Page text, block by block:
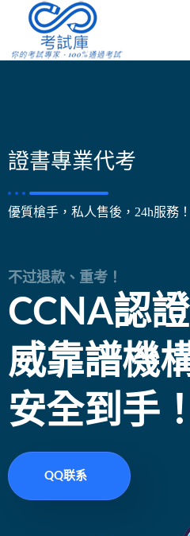
證書專業代考
優質槍手，私人售後，24h服務！
不过退款、重考！
CCNA認
威靠譜機
安全到手！
QQ联系